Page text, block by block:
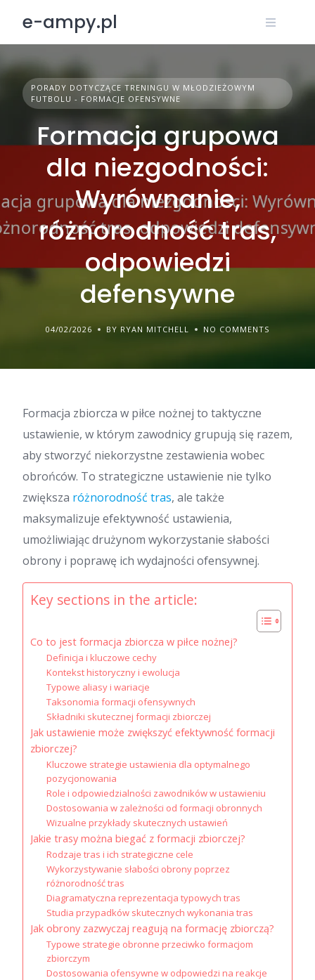
content
e-ampy.pl
PORADY DOTYCZĄCE TRENINGU W MŁODZIEŻOWYM
FUTBOLU - FORMACJE OFENSYWNE
Formacja grupowa
dla niezgodności:
Wyrównanie,
różnorodność tras,
odpowiedzi
defensywne
04/02/2026 BY RYAN MITCHELL NO COMMENTS
Formacja zbiorcza w piłce nożnej to taktyczne
ustawienie, w którym zawodnicy grupują się razem,
aby stworzyć niekorzystne zestawienia wobec
obrońców. To strategiczne ustawienie nie tylko
zwiększa różnorodność tras, ale także
maksymalizuje efektywność ustawienia,
umożliwiając drużynom wykorzystanie słabości
obrony i poprawę ich wydajności ofensywnej.
Key sections in the article:
Co to jest formacja zbiorcza w piłce nożnej?
Definicja i kluczowe cechy
Kontekst historyczny i ewolucja
Typowe aliasy i wariacje
Taksonomia formacji ofensywnych
Składniki skutecznej formacji zbiorczej
Jak ustawienie może zwiększyć efektywność formacji
zbiorczej?
Kluczowe strategie ustawienia dla optymalnego
pozycjonowania
Role i odpowiedzialności zawodników w ustawieniu
Dostosowania w zależności od formacji obronnych
Wizualne przykłady skutecznych ustawień
Jakie trasy można biegać z formacji zbiorczej?
Rodzaje tras i ich strategiczne cele
Wykorzystywanie słabości obrony poprzez
różnorodność tras
Diagramatyczna reprezentacja typowych tras
Studia przypadków skutecznych wykonania tras
Jak obrony zazwyczaj reagują na formację zbiorczą?
Typowe strategie obronne przeciwko formacjom
zbiorczym
Dostosowania ofensywne w odpowiedzi na reakcje